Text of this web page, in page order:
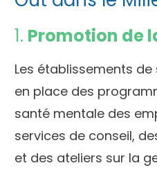
1. Promotion de
Les établissements
en place des
santé mentale des
services de conseil,
et des ateliers sur la